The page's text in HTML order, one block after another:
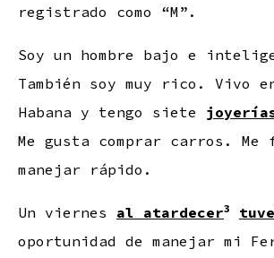
registrado como “M”.
Soy un hombre bajo e
También soy muy rico. Vivo
Habana y tengo siete
Me gusta comprar carros. Me
manejar rápido.
Un viernes al atardecer3 tuve
oportunidad de manejar mi